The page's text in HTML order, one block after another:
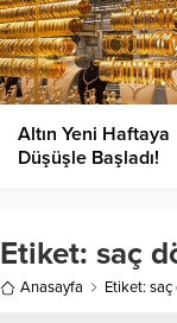
Altın Yeni Haftaya
Düşüşle Başladı!
Etiket: saç
Anasayfa Etiket: